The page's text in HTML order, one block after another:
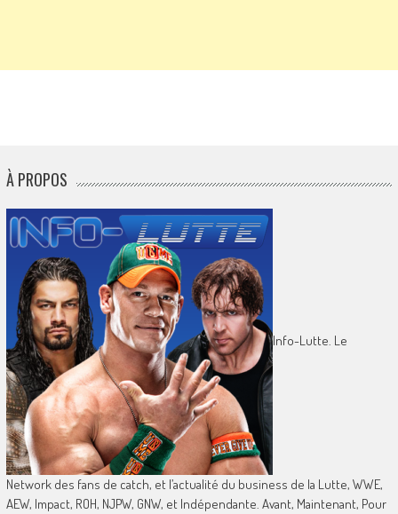
À PROPOS
Info-Lutte. Le
Network des fans de catch, et l’actualité du business de la Lutte, WWE,
AEW, Impact, ROH, NJPW, GNW, et Indépendante. Avant, Maintenant, Pour